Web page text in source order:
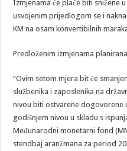
Izmjenama će plaće biti snižene
usvojenim prijedlogom se i
KM na osam konvertibilnih
Predloženim izmjenama
“Ovim setom mjera bit će
službenika i zaposlenika na
nivou biti ostvarene dogovorene
godišnjem nivou u skladu s
Međunarodni monetarni fond
stendbaj aranžmana za period